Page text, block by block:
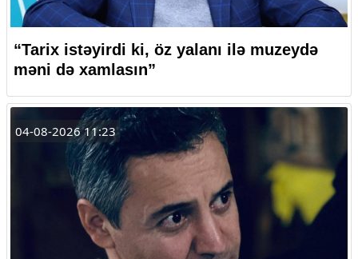
“Tarix istəyirdi ki, öz yalanı ilə muzeydə
məni də xamlasın”
04-08-2026 11:23